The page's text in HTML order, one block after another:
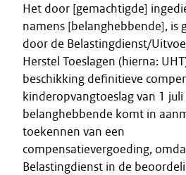
Het door [gemachtigde]
namens [belanghebbende], is
door de Belastingdienst/
Herstel Toeslagen (hierna:
beschikking definitieve
kinderopvangtoeslag van 1
belanghebbende komt in
toekennen van een
compensatievergoeding,
Belastingdienst in de